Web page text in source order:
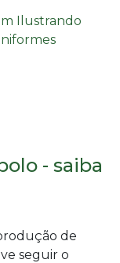
- saiba
de
seguir o